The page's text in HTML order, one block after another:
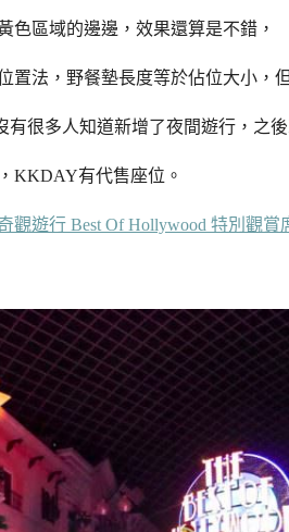
色區域的邊邊，效果還算是不錯，
置法，野餐墊長度等於佔位大小，
很多人知道新增了夜間遊行，之
KKDAY有代售座位。
觀遊行 Best Of Hollywood ​特別​觀賞